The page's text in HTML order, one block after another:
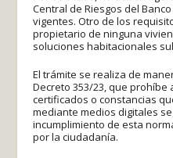
Central de Riesgos del
vigentes. Otro de los
propietario de ninguna
soluciones habitacionales
El trámite se realiza de
Decreto 353/23, que
certificados o constancias
mediante medios digitales
incumplimiento de esta
por la ciudadanía.